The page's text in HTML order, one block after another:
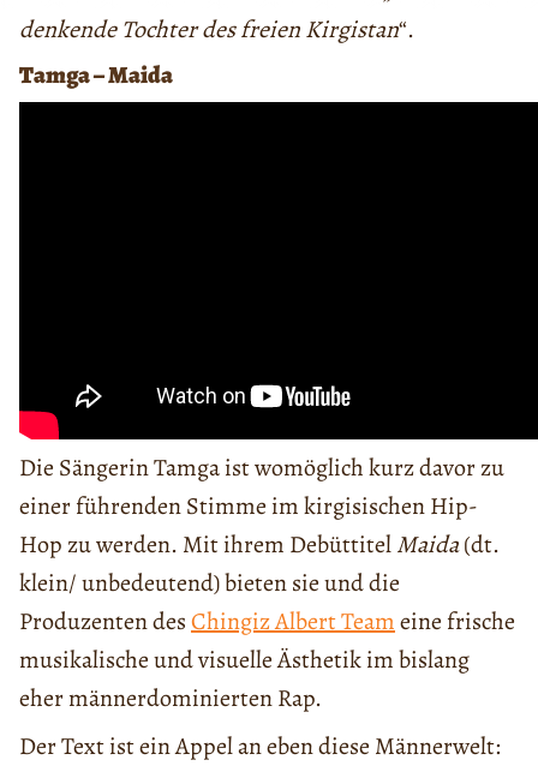
denkende Tochter des freien Kirgistan“.
Tamga – Maida
Die Sängerin Tamga ist womöglich kurz davor zu
einer führenden Stimme im kirgisischen Hip-
Hop zu werden. Mit ihrem DebüttitelMaida(dt.
klein/ unbedeutend) bieten sie und die
Produzenten desChingiz Albert Teameine frische
musikalische und visuelle Ästhetik im bislang
eher männerdominierten Rap.
Der Text ist ein Appel an eben diese Männerwelt: